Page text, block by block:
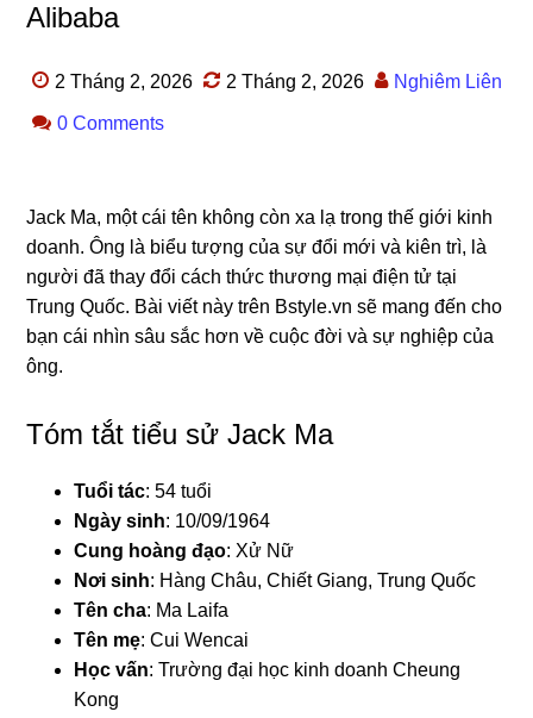
Alibaba
2 Tháng 2, 2026 2 Tháng 2, 2026 Nghiêm Liên
0 Comments
Jack Ma, một cái tên không còn xa lạ trong thế giới kinh
doanh. Ông là biểu tượng của sự đổi mới và kiên trì, là
người đã thay đổi cách thức thương mại điện tử tại
Trung Quốc. Bài viết này trên Bstyle.vn sẽ mang đến cho
bạn cái nhìn sâu sắc hơn về cuộc đời và sự nghiệp của
ông.
Tóm tắt tiểu sử Jack Ma
Tuổi tác: 54 tuổi
Ngày sinh: 10/09/1964
Cung hoàng đạo: Xử Nữ
Nơi sinh: Hàng Châu, Chiết Giang, Trung Quốc
Tên cha: Ma Laifa
Tên mẹ: Cui Wencai
Học vấn: Trường đại học kinh doanh Cheung
Kong